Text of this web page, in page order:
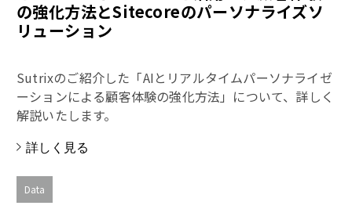
の強化方法とSitecoreのパーソナライズソ
リューション
Sutrixのご紹介した「AIとリアルタイムパーソナライゼ
ーションによる顧客体験の強化方法」について、詳しく
解説いたします。
詳しく見る
Data